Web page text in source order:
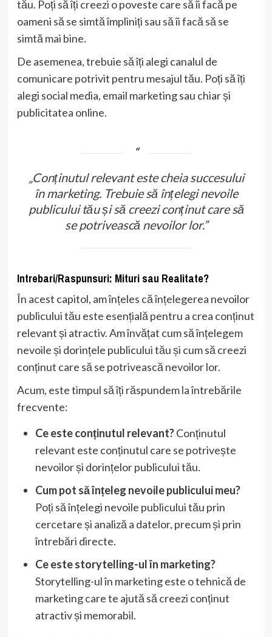
tău. Poți să îți creezi o poveste care să îi facă pe
oameni să se simtă împliniți sau să îi facă să se
simtă mai bine.
De asemenea, trebuie să îți alegi canalul de
comunicare potrivit pentru mesajul tău. Poți să îți
alegi social media, email marketing sau chiar și
publicitatea online.
„Conținutul relevant este cheia succesului
în marketing. Trebuie să înțelegi nevoile
publicului tău și să creezi conținut care să
se potrivească nevoilor lor.”
Intrebari/Raspunsuri: Mituri sau Realitate?
În acest capitol, am înțeles că înțelegerea nevoilor
publicului tău este esențială pentru a crea conținut
relevant și atractiv. Am învățat cum să înțelegem
nevoile și dorințele publicului tău și cum să creezi
conținut care să se potrivească nevoilor lor.
Acum, este timpul să îți răspundem la întrebările
frecvente:
Ce este conținutul relevant?Conținutul
relevant este conținutul care se potrivește
nevoilor și dorințelor publicului tău.
Cum pot să înțeleg nevoile publicului meu?
Poți să înțelegi nevoile publicului tău prin
cercetare și analiză a datelor, precum și prin
întrebări directe.
Ce este storytelling-ul în marketing?
Storytelling-ul în marketing este o tehnică de
marketing care te ajută să creezi conținut
atractiv și memorabil.